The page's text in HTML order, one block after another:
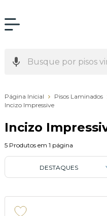
Página Inicial Pisos Laminados
Incizo Impressive
Incizo
5 Produtos em 1 página
DESTAQUES